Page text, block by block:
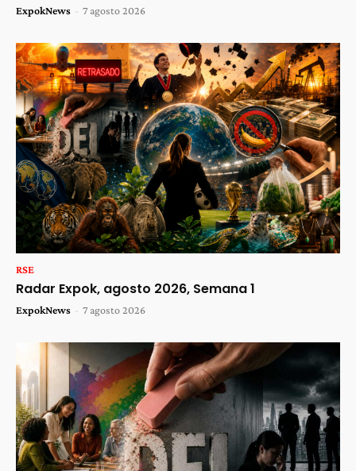
ExpokNews - 7 agosto 2026
RSE
Radar Expok, agosto 2026, Semana 1
ExpokNews - 7 agosto 2026